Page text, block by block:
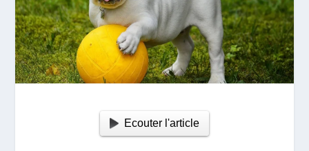
Ecouter l'article